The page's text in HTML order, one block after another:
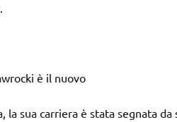
è il nuovo
la sua carriera è stata segnata